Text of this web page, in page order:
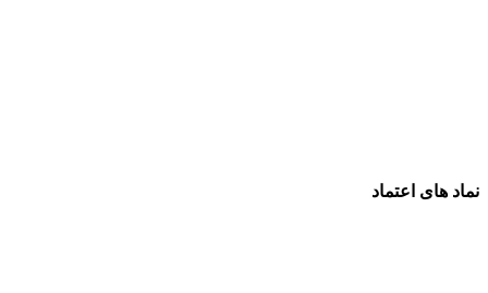
نماد های اعتماد